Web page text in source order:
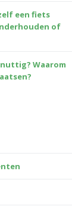
een fiets
of
Waarom